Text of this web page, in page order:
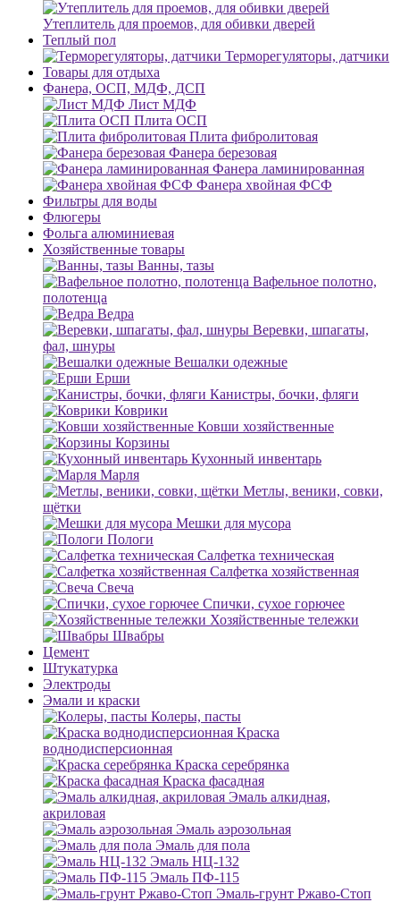
Утеплитель для проемов, для обивки дверей
Теплый пол
Терморегуляторы, датчики
Товары для отдыха
Фанера, ОСП, МДФ, ДСП
Лист МДФ
Плита ОСП
Плита фибролитовая
Фанера березовая
Фанера ламинированная
Фанера хвойная ФСФ
Фильтры для воды
Флюгеры
Фольга алюминиевая
Хозяйственные товары
Ванны, тазы
Вафельное полотно,
полотенца
Ведра
Веревки, шпагаты,
фал, шнуры
Вешалки одежные
Ерши
Канистры, бочки, фляги
Коврики
Ковши хозяйственные
Корзины
Кухонный инвентарь
Марля
Метлы, веники, совки,
щётки
Мешки для мусора
Пологи
Салфетка техническая
Салфетка хозяйственная
Свеча
Спички, сухое горючее
Хозяйственные тележки
Швабры
Цемент
Штукатурка
Электроды
Эмали и краски
Колеры, пасты
Краска
воднодисперсионная
Краска серебрянка
Краска фасадная
Эмаль алкидная,
акриловая
Эмаль аэрозольная
Эмаль для пола
Эмаль НЦ-132
Эмаль ПФ-115
Эмаль-грунт Ржаво-Стоп